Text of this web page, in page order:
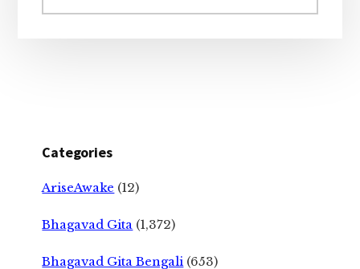
website
Categories
AriseAwake (12)
Bhagavad Gita (1,372)
Bhagavad Gita Bengali (653)